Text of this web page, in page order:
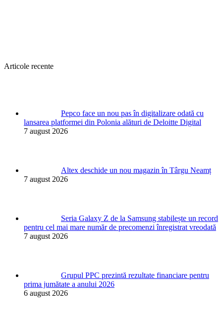
Articole recente
Pepco face un nou pas în digitalizare odată cu
lansarea platformei din Polonia alături de Deloitte Digital
7 august 2026
Altex deschide un nou magazin în Târgu Neamț
7 august 2026
Seria Galaxy Z de la Samsung stabilește un record
pentru cel mai mare număr de precomenzi înregistrat vreodată
7 august 2026
Grupul PPC prezintă rezultate financiare pentru
prima jumătate a anului 2026
6 august 2026